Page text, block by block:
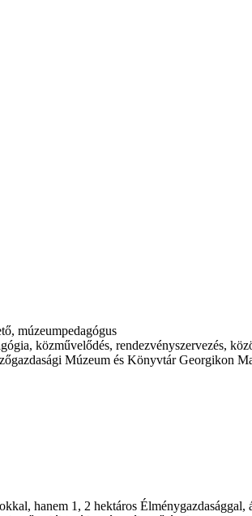
múzeumpedagógus
közművelődés, rendezvényszervezés,
Múzeum és Könyvtár Georgikon
hanem 1, 2 hektáros